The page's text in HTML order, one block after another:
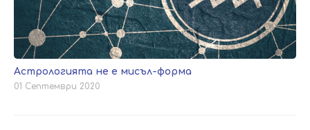
Астрологията не е мисъл-форма
01 Септември 2020